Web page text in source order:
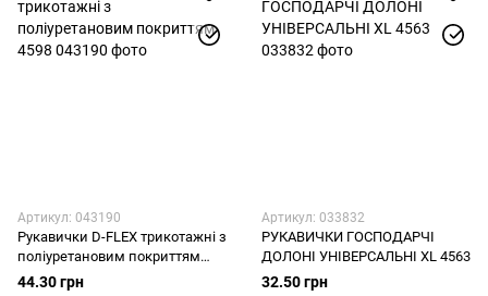
Артикул: 043190
Рукавички D-FLEX трикотажні з
поліуретановим покриттям
4598
44.30 грн
Артикул: 033832
РУКАВИЧКИ ГОСПОДАРЧІ
ДОЛОНІ УНІВЕРСАЛЬНІ XL 4563
32.50 грн